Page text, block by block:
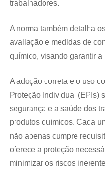
trabalhadores.
A norma também detalha
avaliação e medidas de
químico, visando garantir
A adoção correta e o uso
Proteção Individual (EPIs)
segurança e a saúde dos
produtos químicos. Cada
não apenas cumpre
oferece a proteção
minimizar os riscos